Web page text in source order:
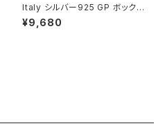
Italy シルバー925 GP ボックス
チェーン（76cm）
¥9,680